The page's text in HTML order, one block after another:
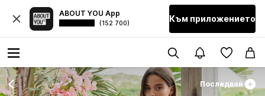
ABOUT YOU App
(152 700) Към приложението
Последвай